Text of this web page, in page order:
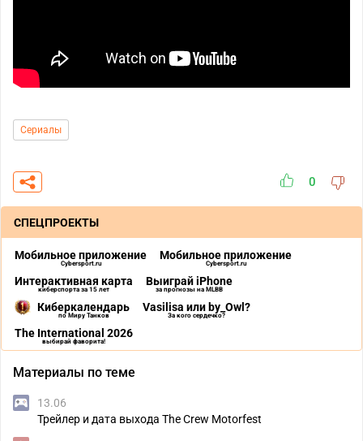
Сериалы
0
СПЕЦПРОЕКТЫ
Мобильное приложение
Cybersport.ru
Мобильное приложение
Cybersport.ru
Интерактивная карта
киберспорта за 15 лет
Выиграй iPhone
за прогнозы на MLBB
Киберкалендарь
по Миру Танков
Vasilisa или by_Owl?
За кого сердечко?
The International 2026
выбирай фаворита!
Материалы по теме
13.06
Трейлер и дата выхода The Crew Motorfest